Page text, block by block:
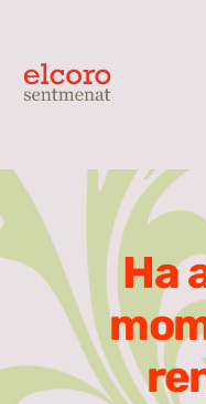
content
Ha